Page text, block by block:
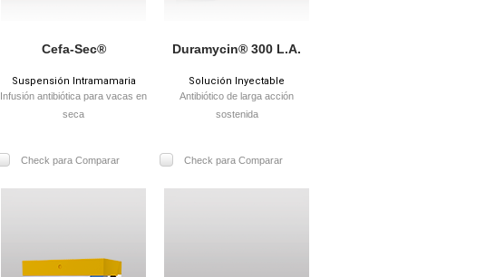
Cefa-Sec®
Suspensión Intramamaria
Infusión antibiótica para vacas en
seca
Duramycin® 300 L.A.
Solución Inyectable
Antibiótico de larga acción
sostenida
Check para Comparar Check para Comparar